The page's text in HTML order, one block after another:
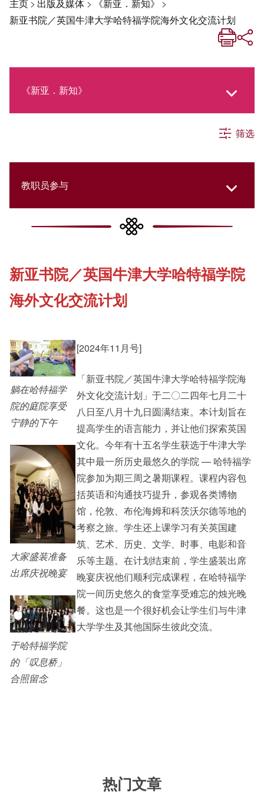
主页> 出版及媒体 > 《新亚．新知》 >
新亚书院／英国牛津大学哈特福学院海外文化交流计划
《新亚．新知》
社交媒体专栏
《新亚简讯》
《新亚书院概览》
新亚影集
影片库
筛选
教职员参与
College Updates
Cultural Topics
Alumni Connections
新亚书院／英国牛津大学哈特福学院
海外文化交流计划
躺在哈特福学
院的庭院享受
宁静的下午
大家盛装准备
出席庆祝晚宴
于哈特福学院
的「叹息桥」
合照留念
[2024年11月号]
「新亚书院／英国牛津大学哈特福学院海
外文化交流计划」于二〇二四年七月二十
八日至八月十九日圆满结束。本计划旨在
提高学生的语言能力，并让他们探索英国
文化。今年有十五名学生获选于牛津大学
其中最一所历史最悠久的学院 — 哈特福学
院参加为期三周之暑期课程。课程内容包
括英语和沟通技巧提升，参观各类博物
馆，伦敦、布伦海姆和科茨沃尔德等地的
考察之旅。学生还上课学习有关英国建
筑、艺术、历史、文学、时事、电影和音
乐等主题。在计划结束前，学生盛装出席
晚宴庆祝他们顺利完成课程，在哈特福学
院一间历史悠久的食堂享受难忘的烛光晚
餐。这也是一个很好机会让学生们与牛津
大学学生及其他国际生彼此交流。
热门文章